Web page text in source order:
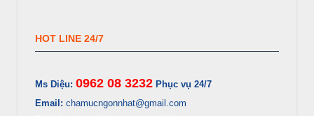
HOT LINE 24/7
Ms Diệu: 0962 08 3232 Phục vụ 24/7
Email: chamucngonnhat@gmail.com